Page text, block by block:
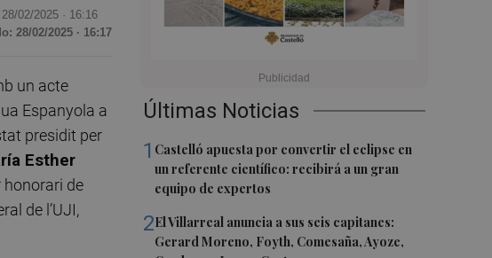
Últimas Noticias
1 Castelló apuesta por convertir el eclipse en
un referente científico: recibirá a un gran
equipo de expertos
2El Villarreal anuncia a sus seis capitanes:
Gerard Moreno, Foyth, Comesaña, Ayoze,
02/2025 · 16:16
28/02/2025 · 16:17
un acte
Espanyola a
presidit per
Esther
honorari de
de l’UJI,